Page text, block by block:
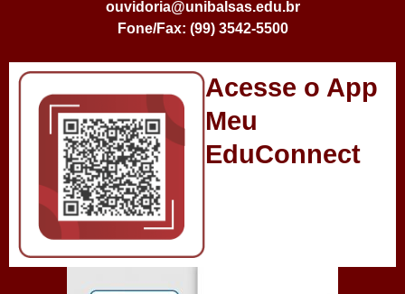
ouvidoria@unibalsas.edu.br
Fone/Fax: (99) 3542-5500
Acesse o App
Meu
EduConnect